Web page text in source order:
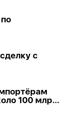
с
100 млрд